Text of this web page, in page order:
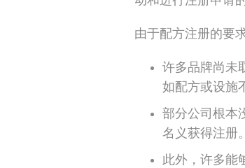
由于配方注册的要
许多品牌尚未
如配方或设施
部分公司根本
名义获得注册。
此外，许多能